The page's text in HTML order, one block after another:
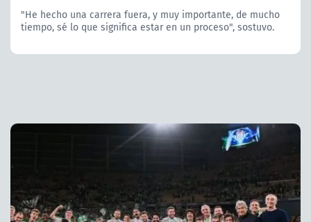
"He hecho una carrera fuera, y muy importante, de mucho
tiempo, sé lo que significa estar en un proceso", sostuvo.